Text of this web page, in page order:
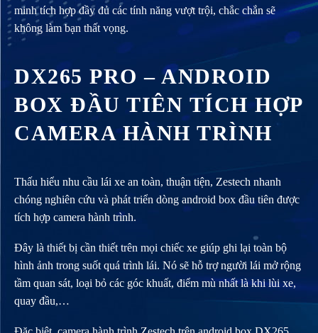
minh tích hợp đầy đủ các tính năng vượt trội, chắc chắn sẽ
không làm bạn thất vọng.
DX265 PRO – ANDROID
BOX ĐẦU TIÊN TÍCH HỢP
CAMERA HÀNH TRÌNH
Thấu hiểu nhu cầu lái xe an toàn, thuận tiện, Zestech nhanh
chóng nghiên cứu và phát triển dòng android box đầu tiên được
tích hợp camera hành trình.
Đây là thiết bị cần thiết trên mọi chiếc xe giúp ghi lại toàn bộ
hình ảnh trong suốt quá trình lái. Nó sẽ hỗ trợ người lái mở rộng
tầm quan sát, loại bỏ các góc khuất, điểm mù nhất là khi lùi xe,
quay đầu,…